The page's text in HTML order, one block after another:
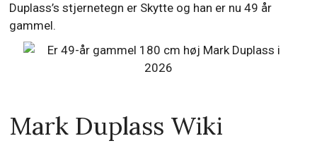
Duplass’s stjernetegn er Skytte og han er nu 49 år
gammel.
Mark Duplass Wiki